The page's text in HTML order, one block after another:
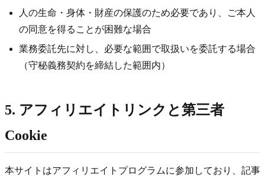
人の生命・身体・財産の保護のため必要であり、ご本人
の同意を得ることが困難な場合
業務委託先に対し、必要な範囲で取扱いを委託する場合
（守秘義務契約を締結した範囲内）
5. アフィリエイトリンクと第三者
Cookie
本サイトはアフィリエイトプログラムに参加しており、記事